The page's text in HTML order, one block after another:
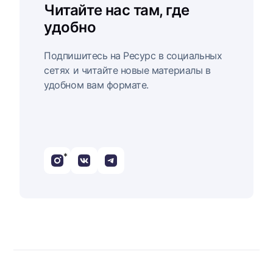
Читайте нас там, где
удобно
Подпишитесь на Ресурс в социальных
сетях и читайте новые материалы в
удобном вам формате.
*